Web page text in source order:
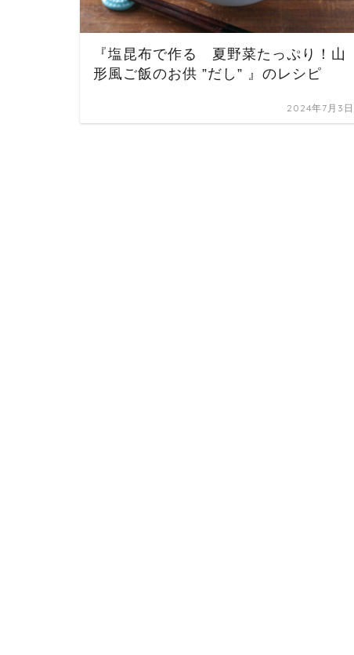
『塩昆布で作る 夏野菜たっぷり！山
形風ご飯のお供 ”だし” 』のレシピ
2024年7月3日